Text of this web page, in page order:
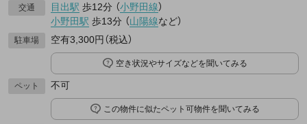
交通 目出駅 歩12分 （小野田線）
小野田駅 歩13分 （山陽線など）
駐車場 空有3,300円（税込）
空き状況やサイズなどを聞いてみる
ペット 不可
この物件に似たペット可物件を聞いてみる